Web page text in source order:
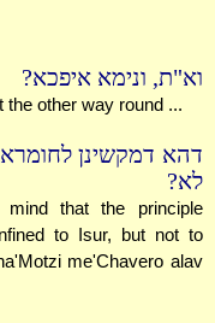
וא"ת, ונימא איפכא?
other way round ...
דהא דמקשינן
לא?
mind that the principle
to Isur, but not to
me'Chavero alav